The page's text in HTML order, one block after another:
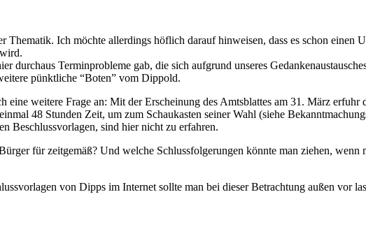
Thematik. Ich möchte allerdings höflich darauf hinweisen, dass es schon einen
durchaus Terminprobleme gab, die sich aufgrund unseres
pünktliche “Boten” vom Dippold.
weitere Frage an: Mit der Erscheinung des Amtsblattes am 31. März erfuhr
48 Stunden Zeit, um zum Schaukasten seiner Wahl (siehe
Beschlussvorlagen, sind hier nicht zu erfahren.
für zeitgemäß? Und welche Schlussfolgerungen könnte man ziehen,
von Dipps im Internet sollte man bei dieser Betrachtung außen vor